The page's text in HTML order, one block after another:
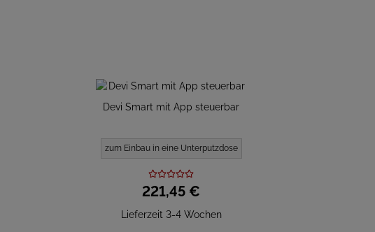
Devi Smart mit App steuerbar
zum Einbau in eine Unterputzdose
221,45 €
Lieferzeit 3-4 Wochen